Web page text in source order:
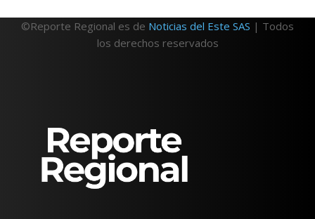
©Reporte Regional es de Noticias del Este SAS | Todos
los derechos reservados